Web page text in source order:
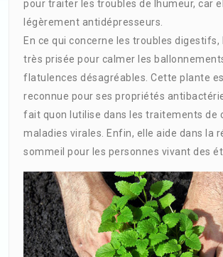
pour traiter les troubles de lhumeur, car
légèrement antidépresseurs.
En ce qui concerne les troubles digestifs,
très prisée pour calmer les
flatulences désagréables. Cette plante
reconnue pour ses propriétés
fait quon lutilise dans les traitements de
maladies virales. Enfin, elle aide dans la
sommeil pour les personnes vivant des